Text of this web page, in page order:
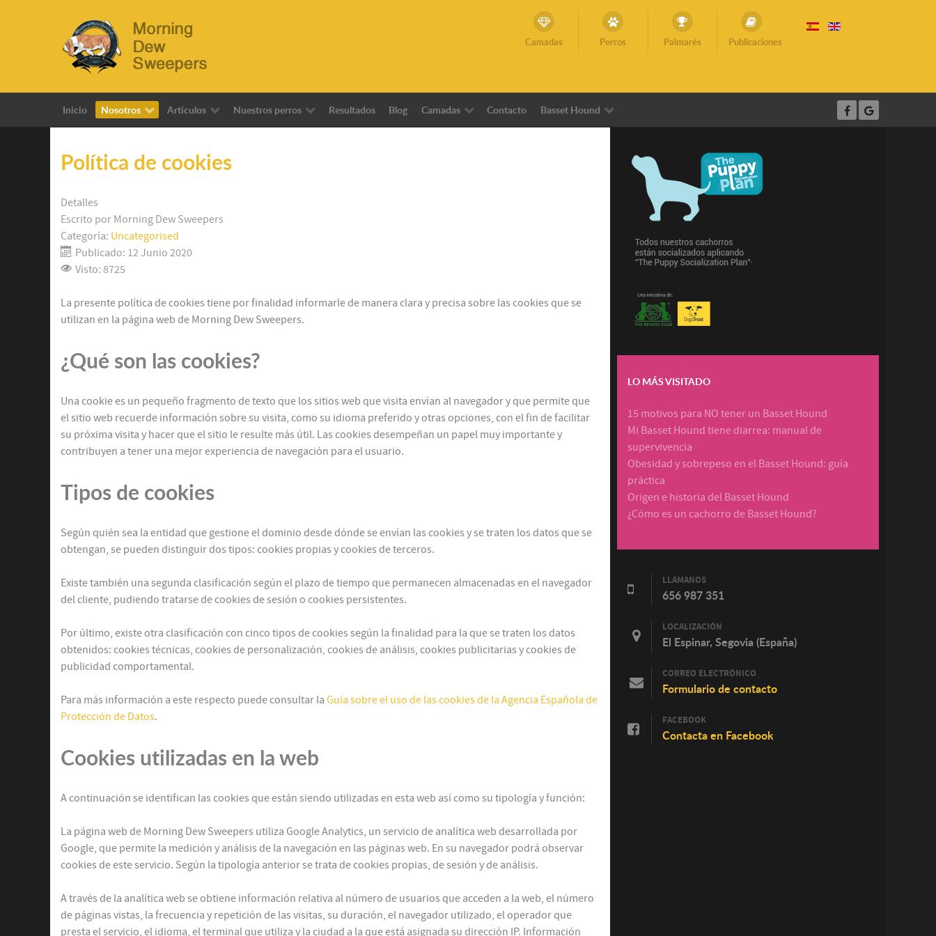
Camadas Perros Palmarés Publicaciones
Inicio Nosotros Artículos Nuestros perros Resultados Blog Camadas Contacto Basset Hound
Política de cookies
Detalles
Escrito por Morning Dew Sweepers
Categoría: Uncategorised
Publicado: 12 Junio 2020
Visto: 8725
La presente política de cookies tiene por finalidad informarle de manera clara y precisa sobre las cookies que se
utilizan en la página web de Morning Dew Sweepers.
¿Qué son las cookies?
Una cookie es un pequeño fragmento de texto que los sitios web que visita envían al navegador y que permite que
el sitio web recuerde información sobre su visita, como su idioma preferido y otras opciones, con el fin de facilitar
su próxima visita y hacer que el sitio le resulte más útil. Las cookies desempeñan un papel muy importante y
contribuyen a tener una mejor experiencia de navegación para el usuario.
Tipos de cookies
Según quién sea la entidad que gestione el dominio desde dónde se envían las cookies y se traten los datos que se
obtengan, se pueden distinguir dos tipos: cookies propias y cookies de terceros.
Existe también una segunda clasificación según el plazo de tiempo que permanecen almacenadas en el navegador
del cliente, pudiendo tratarse de cookies de sesión o cookies persistentes.
Por último, existe otra clasificación con cinco tipos de cookies según la finalidad para la que se traten los datos
obtenidos: cookies técnicas, cookies de personalización, cookies de análisis, cookies publicitarias y cookies de
publicidad comportamental.
Para más información a este respecto puede consultar la Guía sobre el uso de las cookies de la Agencia Española de
Protección de Datos.
Cookies utilizadas en la web
A continuación se identifican las cookies que están siendo utilizadas en esta web así como su tipología y función:
La página web de Morning Dew Sweepers utiliza Google Analytics, un servicio de analítica web desarrollada por
Google, que permite la medición y análisis de la navegación en las páginas web. En su navegador podrá observar
cookies de este servicio. Según la tipología anterior se trata de cookies propias, de sesión y de análisis.
A través de la analítica web se obtiene información relativa al número de usuarios que acceden a la web, el número
de páginas vistas, la frecuencia y repetición de las visitas, su duración, el navegador utilizado, el operador que
presta el servicio, el idioma, el terminal que utiliza y la ciudad a la que está asignada su dirección IP. Información
LO MÁS VISITADO
15 motivos para NO tener un Basset Hound
Mi Basset Hound tiene diarrea: manual de
supervivencia
Obesidad y sobrepeso en el Basset Hound: guía
práctica
Origen e historia del Basset Hound
¿Cómo es un cachorro de Basset Hound?
LLÁMANOS
656 987 351
LOCALIZACIÓN
El Espinar, Segovia (España)
CORREO ELECTRÓNICO
Formulario de contacto
FACEBOOK
Contacta en Facebook